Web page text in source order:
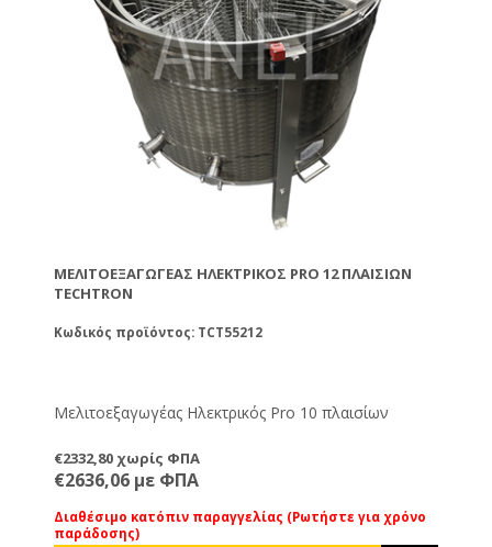
ΜΕΛΙΤΟΕΞΑΓΩΓΈΑΣ ΗΛΕΚΤΡΙΚΌΣ PRO 12 ΠΛΑΙΣΊΩΝ
TECHTRON
Κωδικός προϊόντος: TCT55212
Μελιτοεξαγωγέας Ηλεκτρικός Pro 10 πλαισίων
€2332,80 χωρίς ΦΠΑ
€2636,06 με ΦΠΑ
Διαθέσιμο κατόπιν παραγγελίας (Ρωτήστε για χρόνο
παράδοσης)